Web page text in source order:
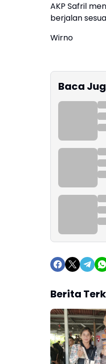
AKP Safril
berjalan
Wirno
Baca
Berita